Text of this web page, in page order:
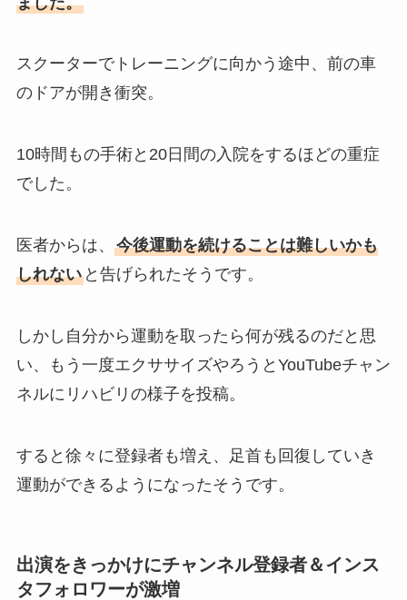
スクーターでトレーニングに向かう途中、前の車
のドアが開き衝突。
10時間もの手術と20日間の入院をするほどの重症
でした。
医者からは、 今後運動を続けることは難しいかも
しれないと告げられたそうです。
しかし自分から運動を取ったら何が残るのだと思
い、もう一度エクササイズやろうとYouTubeチャン
ネルにリハビリの様子を投稿。
すると徐々に登録者も増え、足首も回復していき
運動ができるようになったそうです。
出演をきっかけにチャンネル登録者＆インス
タフォロワーが激増